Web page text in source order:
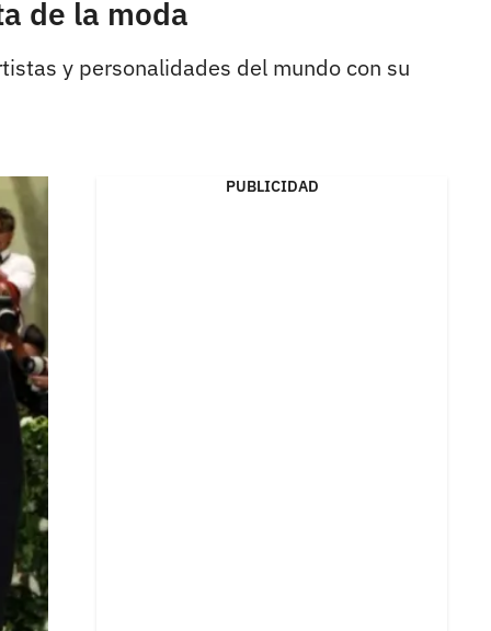
de la moda
y personalidades del mundo con su
PUBLICIDAD